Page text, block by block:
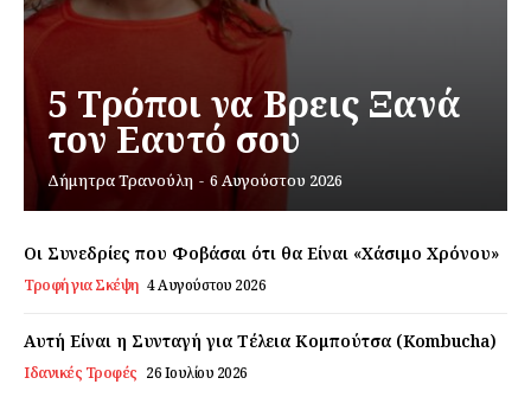
Daily Food
Σχετικά με εμάς
5 Τρόποι να Βρεις Ξανά
τον Εαυτό σου
Δήμητρα Τρανούλη - 6 Αυγούστου 2026
Οι Συνεδρίες που Φοβάσαι ότι θα Είναι «Χάσιμο Χρόνου»
Τροφή για Σκέψη 4 Αυγούστου 2026
Αυτή Είναι η Συνταγή για Τέλεια Κομπούτσα (Kombucha)
Ιδανικές Τροφές 26 Ιουλίου 2026